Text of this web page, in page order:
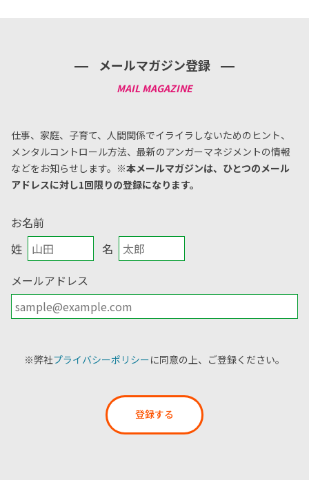
メールマガジン登録
仕事、家庭、子育て、人間関係でイライラしないためのヒント、
メンタルコントロール方法、 最新のアンガーマネジメントの情報
などをお知らせします。 ※本メールマガジンは、ひとつのメール
アドレスに対し1回限りの登録になります。
お名前
姓
名
メールアドレス
※弊社プライバシーポリシーに同意の上、ご登録ください。
登録する